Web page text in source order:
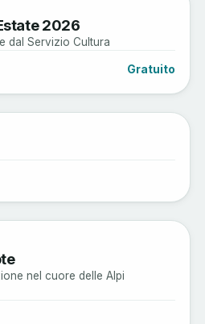
2026
dal Servizio Cultura
Gratuito
nel cuore delle Alpi